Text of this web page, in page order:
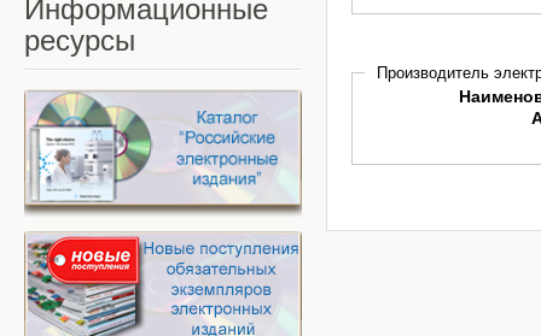
Производитель
Информационные
ресурсы